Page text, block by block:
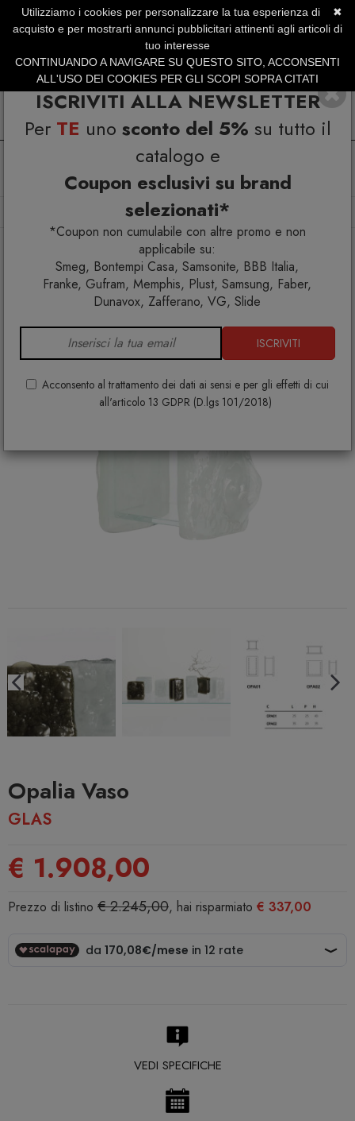
ISCRIVITI ALLA NEWSLETTER
Per TE uno sconto del 5% su tutto il
catalogo e
Coupon esclusivi su brand
selezionati*
*Coupon non cumulabile con altre promo e non
applicabile su:
Smeg, Bontempi Casa, Samsonite, BBB Italia,
Franke, Gufram, Memphis, Plust, Samsung, Faber,
Dunavox, Zafferano, VG, Slide
ISCRIVITI
Acconsento al trattamento dei dati ai sensi e per gli effetti di cui
all'articolo 13 GDPR (D.lgs 101/2018)
SERVIZIO CLIENTI +39.0773.470.562
SUMMER SALES | Fino al 31 Agosto
Complementi Vasi
Opalia Vaso
GLAS
€ 1.908,00
Prezzo di listino € 2.245,00, hai risparmiato € 337,00
VEDI SPECIFICHE
✖
Utilizziamo i cookies per personalizzare la tua esperienza di
acquisto e per mostrarti annunci pubblicitari attinenti agli articoli di
tuo interesse
CONTINUANDO A NAVIGARE SU QUESTO SITO, ACCONSENTI
ALL'USO DEI COOKIES PER GLI SCOPI SOPRA CITATI